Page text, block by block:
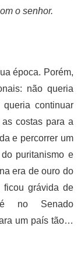
o senhor.
época. Porém,
não queria
continuar
costas para a
e percorrer um
puritanismo e
era de ouro do
ficou grávida de
no Senado
um país tão…